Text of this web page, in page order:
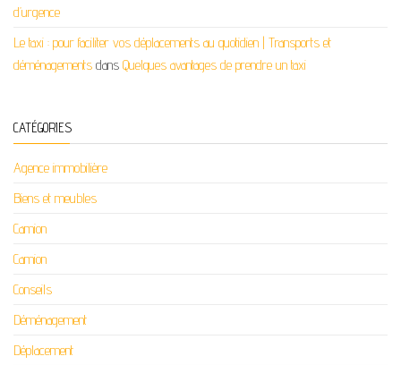
d’urgence
Le taxi : pour faciliter vos déplacements au quotidien | Transports et
déménagements dans Quelques avantages de prendre un taxi
CATÉGORIES
Agence immobilière
Biens et meubles
Camion
Camion
Conseils
Déménagement
Déplacement